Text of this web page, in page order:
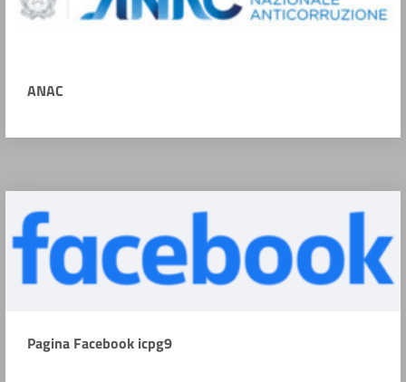
ANAC
Pagina Facebook icpg9